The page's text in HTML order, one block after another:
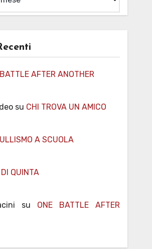
AFTER ANOTHER
su CHI TROVA UN AMICO
A SCUOLA
QUINTA
su ONE BATTLE AFTER